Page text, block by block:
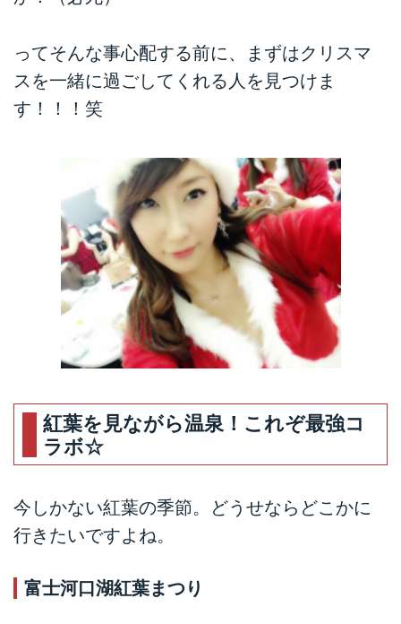
ってそんな事心配する前に、まずはクリスマ
スを一緒に過ごしてくれる人を見つけま
す！！！笑
紅葉を見ながら温泉！これぞ最強コ
ラボ☆
今しかない紅葉の季節。どうせならどこかに
行きたいですよね。
富士河口湖紅葉まつり